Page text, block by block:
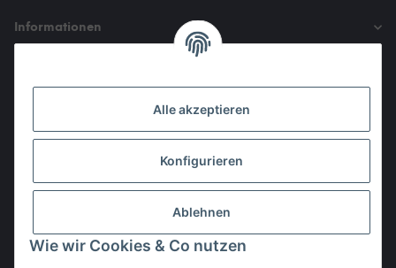
Informationen
Alle akzeptieren
Konfigurieren
Ablehnen
Wie wir Cookies & Co nutzen